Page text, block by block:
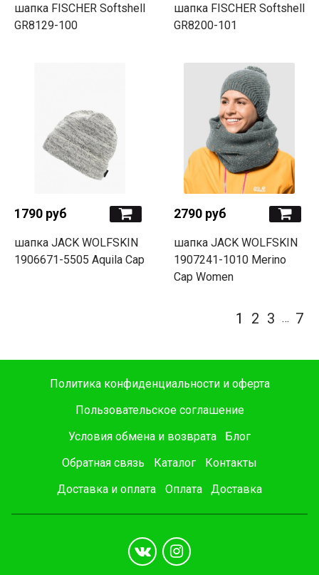
шапка FISCHER Softshell
GR8129-100
шапка FISCHER Softshell
GR8200-101
1790 руб
шапка JACK WOLFSKIN
1906671-5505 Aquila Cap
2790 руб
шапка JACK WOLFSKIN
1907241-1010 Merino
Cap Women
1 2 3 … 7
Политика конфиденциальности и оферта
Пользовательское соглашение
Условия обмена и возврата
Блог
Обратная связь
Каталог
Контакты
Доставка и оплата
Оплата Доставка